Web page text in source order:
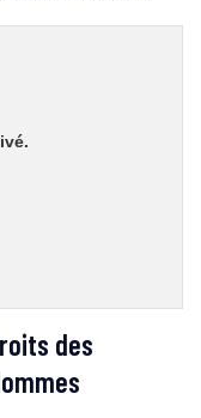
des